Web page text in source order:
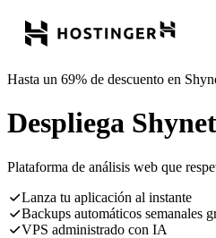
Hasta un 69% de descuento en
Despliega
Plataforma de análisis web que
Lanza tu aplicación al instante
Backups automáticos semanales
VPS administrado con IA